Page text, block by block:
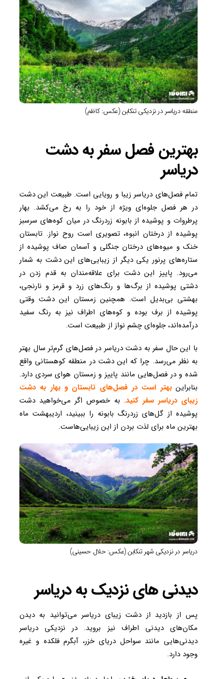
منطقه دریاسر در نزدیکی تنکابن (عکس: کاظم)
بهترین فصل سفر به دشت
دریاسر
تمام فصل‌های دریاسر زیبا و رویایی است. طبیعت این دشت
در هر فصل جلوه‌ای ویژه از خود را به رخ می‌کشد. بهار
پرطروات و پوشیده از بابونه زردرنگ در میان کوه‌های سرسبز
پوشیده از درختان انبوه، تصویری است روح نواز. تابستان
خنک و میوه‌های درختان جنگلی و آسمان صاف پوشیده از
ستاره‌های پرنور یکی دیگر از زیبایی‌های این دشت به شمار
می‌رود. پاییز این دشت برای علاقه‌مندان به قدم زدن در
دشتی پوشیده از برگ‌ها و رنگ‌های زرد و قرمز و نارنجی،
بهشتی بی‌بدیل است. همچنین زمستان این دشت وقتی
پوشیده از برف بوده و کوه‌های اطراف نیز به رنگ سفید
درآمده‌اند، جلوه‌ای چشم نواز از طبیعت است.
با این حال سفر به دشت دریاسر در فصل‌های گرم‌تر سال بهتر
به نظر می‌رسد. چرا که این دشت در منطقه کوهستانی واقع
شده و در فصل‌هایی مانند پاییز و زمستان هوای سردی دارد.
بنابراینبهتر است در فصل‌های تابستان و بهار به دشت
زیبای دریاسر سفر کنید. به خصوص اگر می‌خواهید دشت
پوشیده از گل‌های زردرنگ بابونه را ببینید،‌ اردیبهشت ماه
بهترین ماه برای لذت بردن از این زیبایی‌هاست.
دریاسر در نزدیکی شهر تنکابن (عکس: حلال حسینی)
دیدنی های نزدیک به دریاسر
پس از بازدید از دشت زیبای دریاسر می‌توانید به دیدن
مکان‌های دیدنی اطراف نیز بروید. در نزدیکی دریاسر
دیدنی‌هایی مانند سواحل دریای خزر، آبگرم فلکده و غیره
وجود دارد.